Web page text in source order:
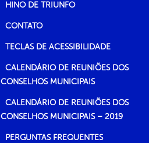
HINO DE TRIUNFO
CONTATO
TECLAS DE ACESSIBILIDADE
CALENDÁRIO DE REUNIÕES DOS
CONSELHOS MUNICIPAIS
CALENDÁRIO DE REUNIÕES DOS
CONSELHOS MUNICIPAIS – 2019
PERGUNTAS FREQUENTES